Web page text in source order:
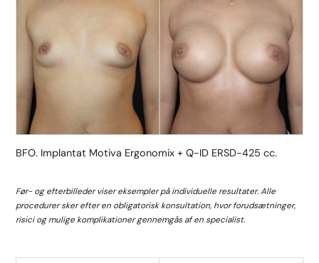
BFO. Implantat Motiva Ergonomix + Q-ID ERSD-425 cc.
Før- og efterbilleder viser eksempler på individuelle resultater. Alle
procedurer sker efter en obligatorisk konsultation, hvor forudsætninger,
risici og mulige komplikationer gennemgås af en specialist.